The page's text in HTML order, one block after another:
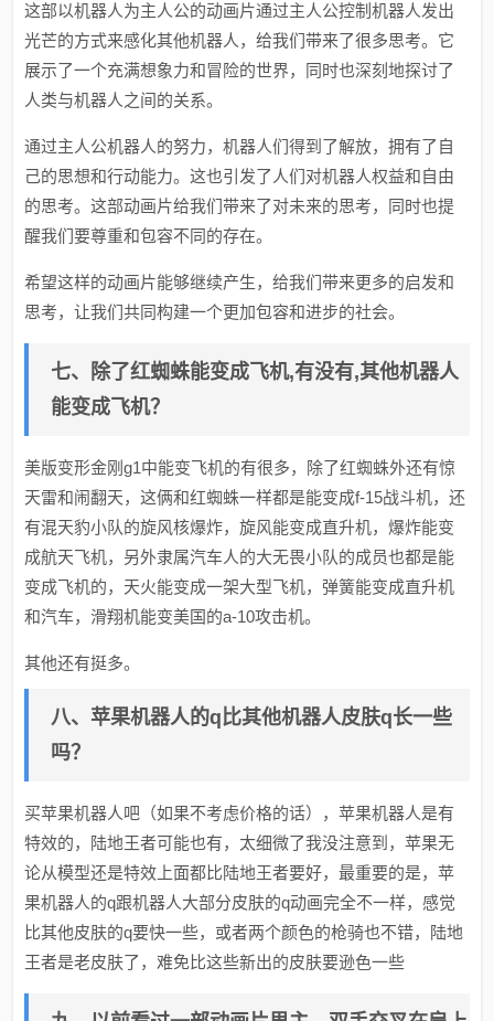
这部以机器人为主人公的动画片通过主人公控制机器人发出
光芒的方式来感化其他机器人，给我们带来了很多思考。它
展示了一个充满想象力和冒险的世界，同时也深刻地探讨了
人类与机器人之间的关系。
通过主人公机器人的努力，机器人们得到了解放，拥有了自
己的思想和行动能力。这也引发了人们对机器人权益和自由
的思考。这部动画片给我们带来了对未来的思考，同时也提
醒我们要尊重和包容不同的存在。
希望这样的动画片能够继续产生，给我们带来更多的启发和
思考，让我们共同构建一个更加包容和进步的社会。
七、除了红蜘蛛能变成飞机,有没有,其他机器人
能变成飞机？
美版变形金刚g1中能变飞机的有很多，除了红蜘蛛外还有惊
天雷和闹翻天，这俩和红蜘蛛一样都是能变成f-15战斗机，还
有混天豹小队的旋风核爆炸，旋风能变成直升机，爆炸能变
成航天飞机，另外隶属汽车人的大无畏小队的成员也都是能
变成飞机的，天火能变成一架大型飞机，弹簧能变成直升机
和汽车，滑翔机能变美国的a-10攻击机。
其他还有挺多。
八、苹果机器人的q比其他机器人皮肤q长一些
吗？
买苹果机器人吧（如果不考虑价格的话），苹果机器人是有
特效的，陆地王者可能也有，太细微了我没注意到，苹果无
论从模型还是特效上面都比陆地王者要好，最重要的是，苹
果机器人的q跟机器人大部分皮肤的q动画完全不一样，感觉
比其他皮肤的q要快一些，或者两个颜色的枪骑也不错，陆地
王者是老皮肤了，难免比这些新出的皮肤要逊色一些